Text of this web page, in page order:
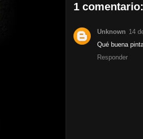
1 comentario:
Unknown 14
Qué buena
Responder